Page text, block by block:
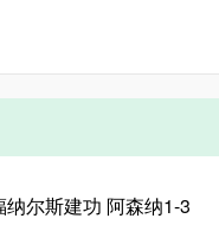
尔斯建功 阿森纳1-3